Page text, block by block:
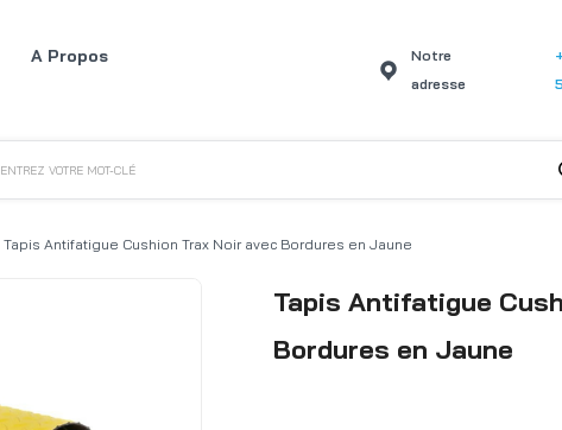
A Propos
Notre
adresse
ENTREZ VOTRE MOT-CLÉ
Tapis Antifatigue Cushion Trax Noir avec Bordures en Jaune
Tapis Antifatigue
Bordures en Jaune